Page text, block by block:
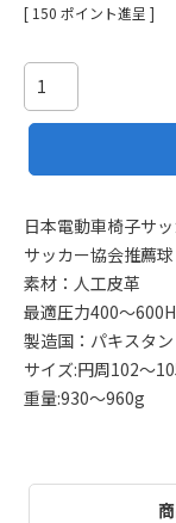
[ 150 ポイント進呈 ]
日本電動車椅子サ
サッカー協会推薦球
素材：人工皮革
最適圧力400～
製造国：パキスタン
サイズ:円周102～
重量:930～960g